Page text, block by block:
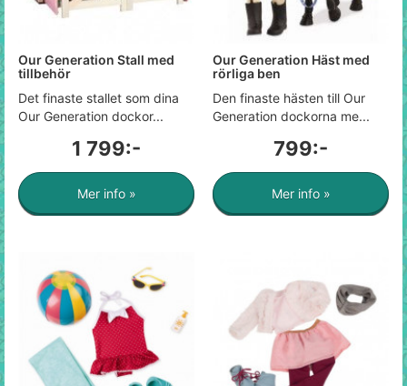
Our Generation Stall med
tillbehör
Det finaste stallet som dina
Our Generation dockor...
1 799:-
Mer info »
Our Generation Häst med
rörliga ben
Den finaste hästen till Our
Generation dockorna me...
799:-
Mer info »